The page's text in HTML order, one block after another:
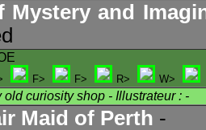
Mystery and
F> F> R> W>
old curiosity shop - Illustrateur : -
Maid of Perth -